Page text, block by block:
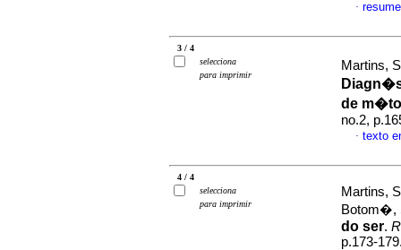
·
3 / 4
selecciona
para imprimir
Martins,
de
no.2,
· texto
4 / 4
selecciona
para imprimir
Martins,
Botom�,
do ser.
p.173-